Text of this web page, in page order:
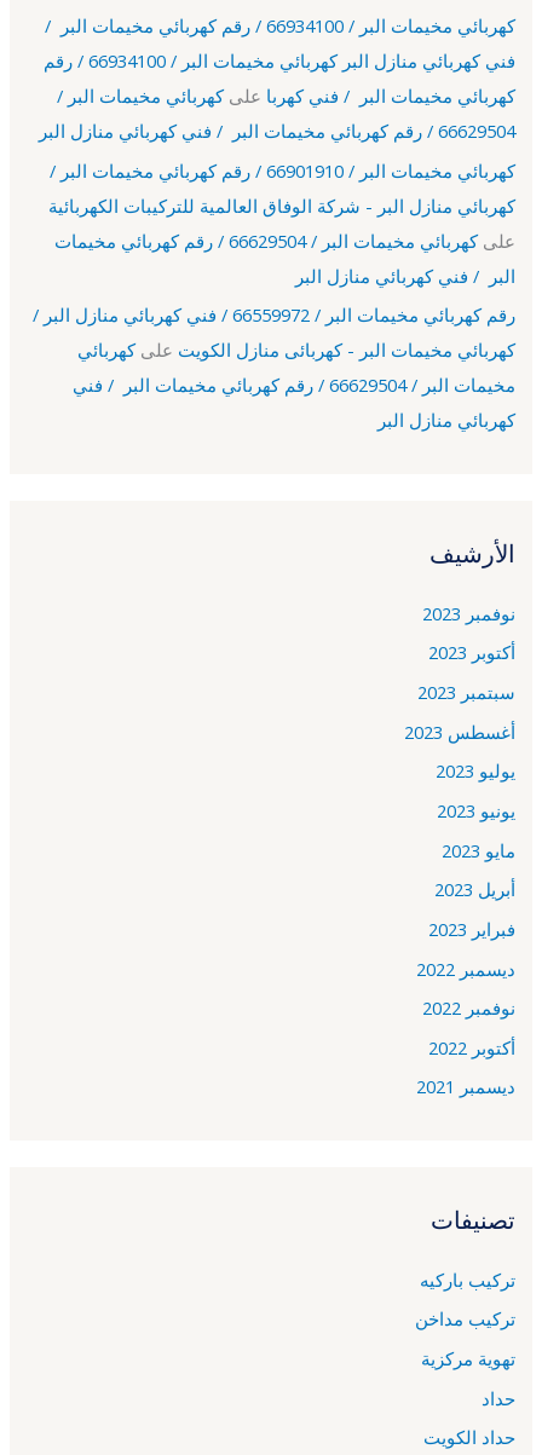
كهربائي مخيمات البر / 66934100 / رقم كهربائي مخيمات البر /
فني كهربائي منازل البر كهربائي مخيمات البر / 66934100 / رقم
كهربائي مخيمات البر / فني كهربا علىكهربائي مخيمات البر /
66629504 / رقم كهربائي مخيمات البر / فني كهربائي منازل البر
كهربائي مخيمات البر / 66901910 / رقم كهربائي مخيمات البر /
كهربائي منازل البر - شركة الوفاق العالمية للتركيبات الكهربائية
على
كهربائي مخيمات البر / 66629504 / رقم كهربائي مخيمات
البر / فني كهربائي منازل البر
رقم كهربائي مخيمات البر / 66559972 / فني كهربائي منازل البر /
كهربائي مخيمات البر - كهربائى منازل الكويت علىكهربائي
مخيمات البر / 66629504 / رقم كهربائي مخيمات البر / فني
كهربائي منازل البر
الأرشيف
نوفمبر 2023
أكتوبر 2023
سبتمبر 2023
أغسطس 2023
يوليو 2023
يونيو 2023
مايو 2023
أبريل 2023
فبراير 2023
ديسمبر 2022
نوفمبر 2022
أكتوبر 2022
ديسمبر 2021
تصنيفات
تركيب باركيه
تركيب مداخن
تهوية مركزية
حداد
حداد الكويت